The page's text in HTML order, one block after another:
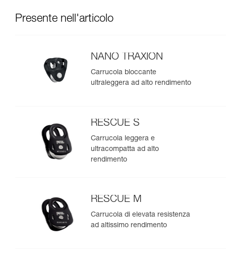
Presente nell'articolo
NANO TRAXION
Carrucola bloccante
ultraleggera ad alto rendimento
RESCUE S
Carrucola leggera e
ultracompatta ad alto
rendimento
RESCUE M
Carrucola di elevata resistenza
ad altissimo rendimento